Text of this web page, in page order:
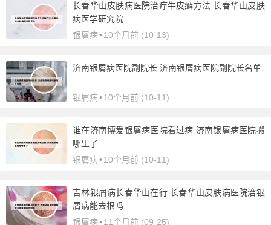
长春华山皮肤病医院治疗牛皮癣方法 长春华山皮肤
病医学研究院
银屑病•10个月前 (10-13)
济南银屑病医院副院长 济南银屑病医院副院长名单
银屑病•10个月前 (10-11)
谁在济南博爱银屑病医院看过病 济南银屑病医院搬
哪里了
银屑病•10个月前 (10-11)
吉林银屑病长春华山在行 长春华山皮肤病医院治银
屑病能去根吗
银屑病•11个月前 (09-25)